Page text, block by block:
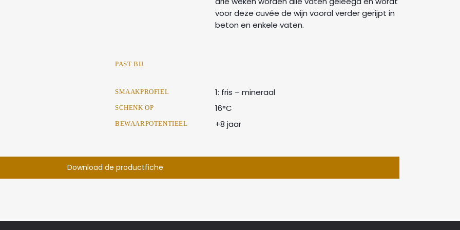
voor deze cuvée de wijn vooral verder gerijpt in
beton en enkele vaten.
PAST BIJ
SMAAKPROFIEL 1: fris – mineraal
SCHENK OP 16°C
BEWAARPOTENTIEEL +8 jaar
Download de productfiche